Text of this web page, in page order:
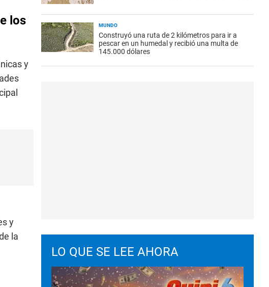
los
y
y
la
MUNDO
Construyó una ruta de 2 kilómetros para ir a
pescar en un humedal y recibió una multa de
145.000 dólares
LO QUE SE LEE AHORA